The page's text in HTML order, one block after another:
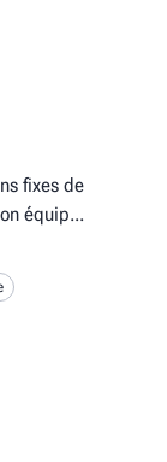
fixes de
équip